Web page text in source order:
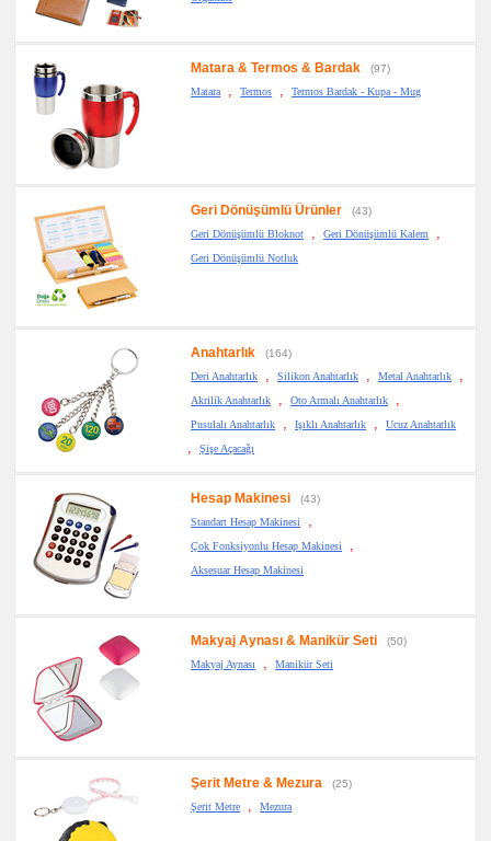
Matara & Termos & Bardak
(97)
Matara
, Termos , Termos Bardak - Kupa - Mug
Geri Dönüşümlü Ürünler
(43)
Geri Dönüşümlü Bloknot
, Geri Dönüşümlü Kalem ,
Geri Dönüşümlü Notluk
Anahtarlık
(164)
Deri Anahtarlık
, Silikon Anahtarlık , Metal Anahtarlık ,
Akrilik Anahtarlık , Oto Armalı Anahtarlık ,
Pusulalı Anahtarlık , Işıklı Anahtarlık , Ucuz Anahtarlık
, Şişe Açacağı
Hesap Makinesi
(43)
Standart Hesap Makinesi
,
Çok Fonksiyonlu Hesap Makinesi ,
Aksesuar Hesap Makinesi
Makyaj Aynası & Manikür Seti
(50)
Makyaj Aynası
, Manikür Seti
Şerit Metre & Mezura
(25)
Şerit Metre
, Mezura